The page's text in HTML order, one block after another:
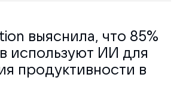
выяснила, что 85%
используют ИИ для
продуктивности в